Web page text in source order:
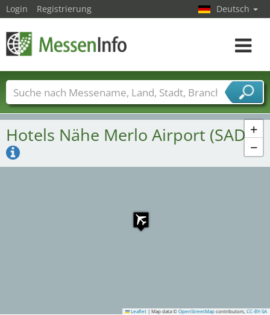
+
−
Leaflet | Map data © OpenStreetMap contributors, CC-BY-SA
Hotels Nähe Merlo Airport (SADR)
Login Registrierung Deutsch
Toggle
Messenamen Länder Städte
Branchen
Dienstleisterbranchen